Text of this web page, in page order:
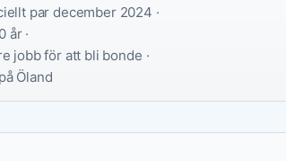
par december 2024 ·
år ·
jobb för att bli bonde ·
Öland